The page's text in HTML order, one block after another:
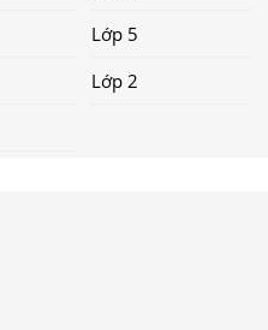
Lớp 5
Lớp 2